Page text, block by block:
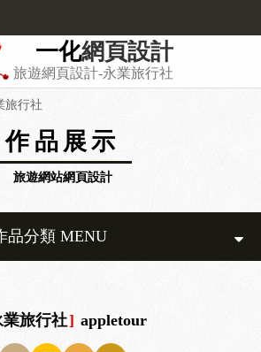
一化網頁設計
旅遊網頁設計-永業旅行社
旅行社
作品展示
旅遊網站網頁設計
品分類 MENU
業旅行社] appletour